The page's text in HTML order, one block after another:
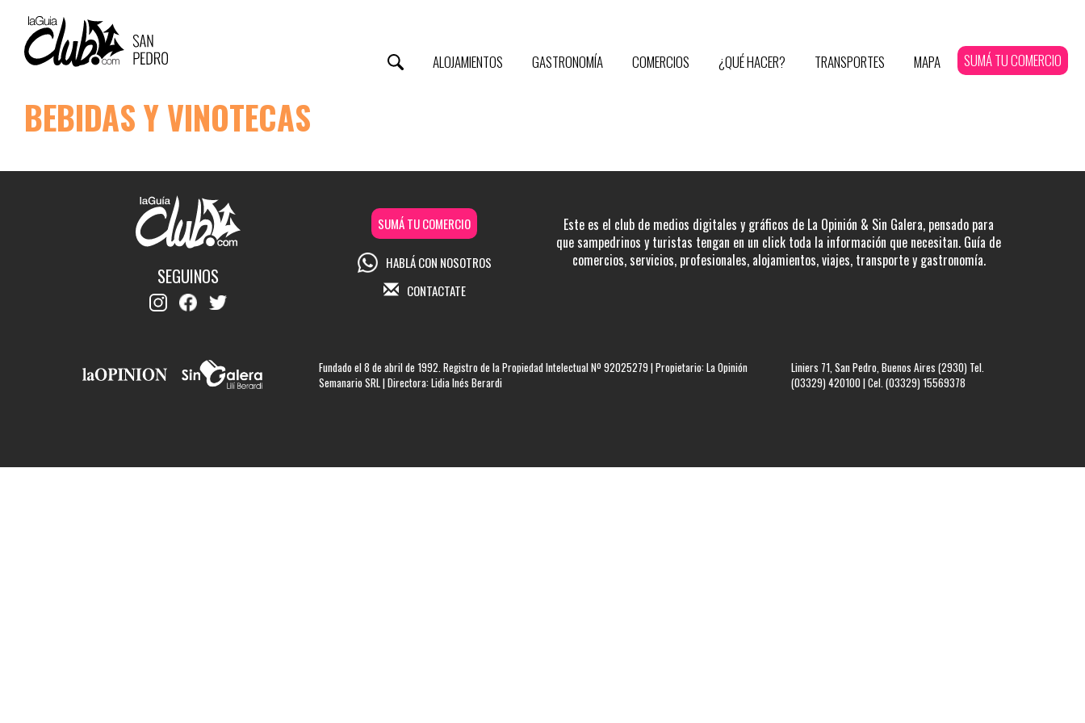
contenido
MAIN
NAVIGATION ALOJAMIENTOS GASTRONOMÍA COMERCIOS ¿QUÉ HACER? TRANSPORTES MAPA SUMÁ TU COMERCIO
BEBIDAS Y VINOTECAS
SEGUINOS
SUMÁ TU COMERCIO
HABLÁ CON NOSOTROS
CONTACTATE
Este es el club de medios digitales y gráficos de La Opinión & Sin Galera, pensado para
que sampedrinos y turistas tengan en un click toda la información que necesitan. Guía de
comercios, servicios, profesionales, alojamientos, viajes, transporte y gastronomía.
Fundado el 8 de abril de 1992. Registro de la Propiedad Intelectual Nº 92025279 | Propietario: La Opinión
Semanario SRL | Directora: Lidia Inés Berardi
Liniers 71, San Pedro, Buenos Aires (2930) Tel.
(03329) 420100 | Cel. (03329) 15569378